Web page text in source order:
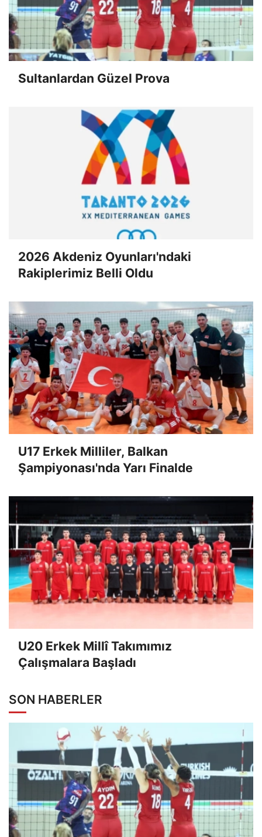
Sultanlardan Güzel Prova
2026 Akdeniz Oyunları'ndaki
Rakiplerimiz Belli Oldu
U17 Erkek Milliler, Balkan
Şampiyonası'nda Yarı Finalde
U20 Erkek Millî Takımımız
Çalışmalara Başladı
SON HABERLER